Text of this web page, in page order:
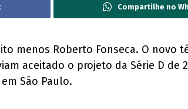
Compartilhe no
menos Roberto Fonseca. O novo
aceitado o projeto da Série D
São Paulo.